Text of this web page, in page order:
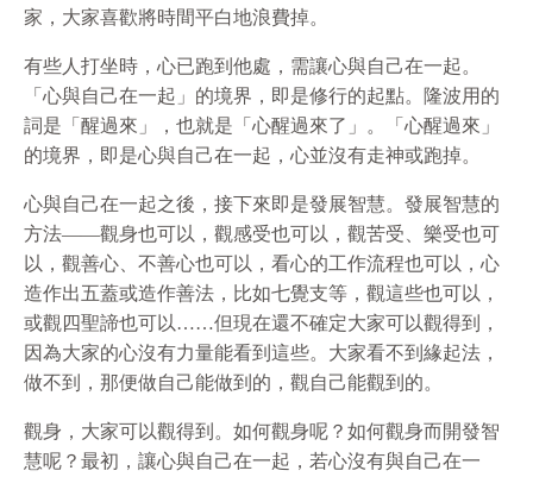
家，大家喜歡將時間平白地浪費掉。
有些人打坐時，心已跑到他處，需讓心與自己在一起。
「心與自己在一起」的境界，即是修行的起點。隆波用的
詞是「醒過來」，也就是「心醒過來了」。「心醒過來」
的境界，即是心與自己在一起，心並沒有走神或跑掉。
心與自己在一起之後，接下來即是發展智慧。發展智慧的
方法——觀身也可以，觀感受也可以，觀苦受、樂受也可
以，觀善心、不善心也可以，看心的工作流程也可以，心
造作出五蓋或造作善法，比如七覺支等，觀這些也可以，
或觀四聖諦也可以……但現在還不確定大家可以觀得到，
因為大家的心沒有力量能看到這些。大家看不到緣起法，
做不到，那便做自己能做到的，觀自己能觀到的。
觀身，大家可以觀得到。如何觀身呢？如何觀身而開發智
慧呢？最初，讓心與自己在一起，若心沒有與自己在一